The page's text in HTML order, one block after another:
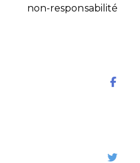
non-responsabilité